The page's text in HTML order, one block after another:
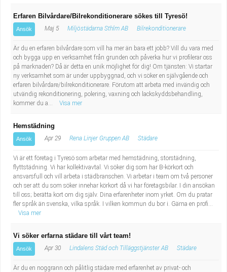
Erfaren Bilvårdare/Bilrekonditionerare sökes till Tyresö!
Ansök Maj 5 Miljöstädarna Sthlm AB Bilrekonditionerare
Är du en erfaren bilvårdare som vill ha mer än bara ett jobb? Vill du vara med
och bygga upp en verksamhet från grunden och påverka hur vi profilerar oss
på marknaden? Då är detta en unik möjlighet för dig! Om tjänsten: Vi startar
ny verksamhet som är under uppbyggnad, och vi söker en självgående och
erfaren bilvårdare/bilrekonditionerare. Förutom att arbeta med invändig och
utvändig rekonditionering, polering, vaxning och lackskyddsbehandling,
kommer du a...
Visa mer
Hemstädning
Ansök Apr 29 Rena Linjer Gruppen AB Städare
Vi är ett företag i Tyresö som arbetar med hemstädning, storstädning,
flyttstädning. Vi har kollektivavtal. Vi söker dig som har B-körkort och
ansvarsfull och vill arbeta i städbranschen. Vi arbetar i team om två personer
och ser att du som söker innehar körkort då vi har företagsbilar. I din ansökan
till oss; berätta kort om dig själv. Dina erfarenheter inom yrket. Om du pratar
fler språk än svenska, vilka språk. I vilken kommun du bor i. Gärna en profi...
Visa mer
Vi söker erfarna städare till vårt team!
Ansök Apr 30 Lindalens Städ och Tilläggstjänster AB Städare
Är du en noggrann och pålitlig städare med erfarenhet av privat- och